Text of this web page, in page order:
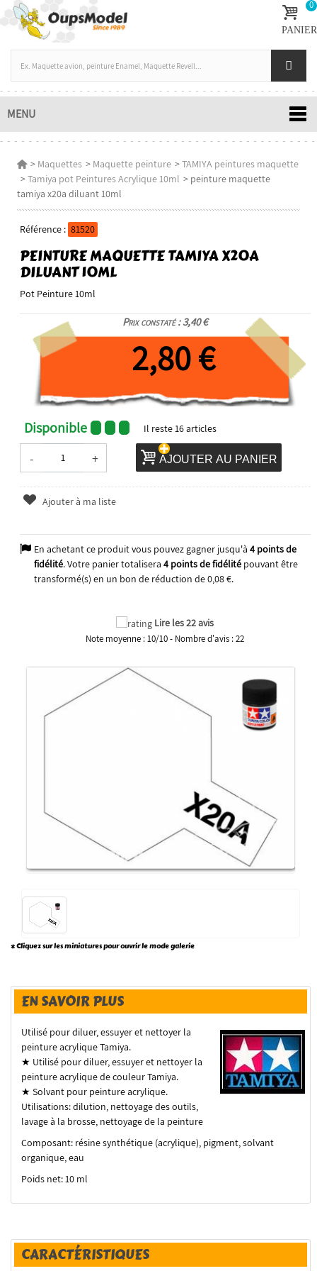
0
PANIER
MENU
> Maquettes > Maquette peinture >TAMIYA peintures maquette
>Tamiya pot Peintures Acrylique 10ml > peinture maquette
tamiya x20a diluant 10ml
Référence : 81520
PEINTURE MAQUETTE TAMIYA X20A
DILUANT 10ML
Pot Peinture 10ml
Prix constaté : 3,40 €
2,80 €
Disponible Il reste16articles
- + AJOUTER AU PANIER
Ajouter à ma liste
En achetant ce produit vous pouvez gagner jusqu'à 4points de
fidélité. Votre panier totalisera 4points de fidélitépouvant être
transformé(s) en un bon de réduction de0,08 €.
Lire les 22 avis
Note moyenne :10/10- Nombre d'avis :22
* Cliquez sur les miniatures pour ouvrir le mode galerie
EN SAVOIR PLUS
Utilisé pour diluer, essuyer et nettoyer la
peinture acrylique Tamiya.
★ Utilisé pour diluer, essuyer et nettoyer la
peinture acrylique de couleur Tamiya.
★ Solvant pour peinture acrylique.
Utilisations: dilution, nettoyage des outils,
lavage à la brosse, nettoyage de la peinture
Composant: résine synthétique (acrylique), pigment, solvant
organique, eau
Poids net: 10 ml
CARACTÉRISTIQUES